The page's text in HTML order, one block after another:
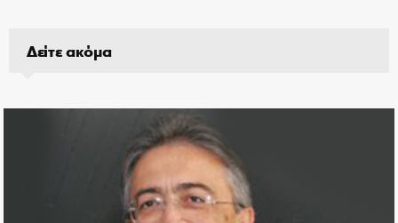
Δείτε ακόμα